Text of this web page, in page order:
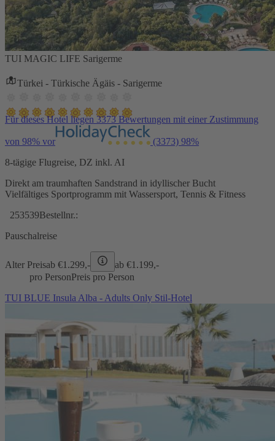
TUI MAGIC LIFE Sarigerme
Türkei - Türkische Ägäis - Sarigerme
Für dieses Hotel liegen 3373 Bewertungen mit einer Zustimmung
von 98% vor (3373) 98%
8-tägige Flugreise, DZ inkl. AI
Direkt am traumhaften Sandstrand in idyllischer Bucht
Vielfältiges Sportprogramm mit Wassersport, Tennis & Fitness
253539Bestellnr.:
Pauschalreise
Alter Preisab €1.299,- ab €1.199,-
pro PersonPreis pro Person
TUI BLUE Insula Alba - Adults Only Stil-Hotel